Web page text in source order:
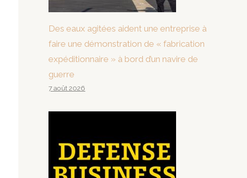
Des eaux agitées aident une entreprise à
faire une démonstration de « fabrication
expéditionnaire » à bord d’un navire de
guerre
7 août 2026